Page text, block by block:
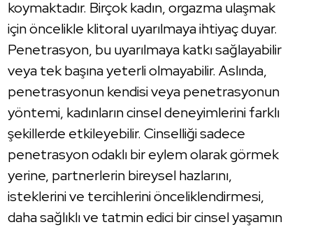
koymaktadır. Birçok kadın, orgazma ulaşmak
için öncelikle klitoral uyarılmaya ihtiyaç duyar.
Penetrasyon, bu uyarılmaya katkı sağlayabilir
veya tek başına yeterli olmayabilir. Aslında,
penetrasyonun kendisi veya penetrasyonun
yöntemi, kadınların cinsel deneyimlerini farklı
şekillerde etkileyebilir. Cinselliği sadece
penetrasyon odaklı bir eylem olarak görmek
yerine, partnerlerin bireysel hazlarını,
isteklerini ve tercihlerini önceliklendirmesi,
daha sağlıklı ve tatmin edici bir cinsel yaşamın